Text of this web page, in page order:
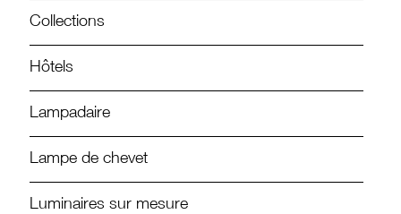
Collections
Hôtels
Lampadaire
Lampe de chevet
Luminaires sur mesure